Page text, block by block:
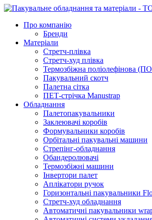
Про компанію
Бренди
Матеріали
Стретч-плівка
Стретч-худ плівка
Термозбіжна поліолефінова
Пакувальний скотч
Палетна сітка
ПЕТ-стрічка Manustrap
Обладнання
Палетопакувальники
Заклеювачі коробів
Формувальники коробів
Орбітальні пакувальні машини
Стрепінг-обладнання
Обандеролювачі
Термозбіжні машини
Інвертори палет
Аплікатори ручок
Горизонтальні пакувальники
Стретч-худ обладнання
Автоматичні пакувальники